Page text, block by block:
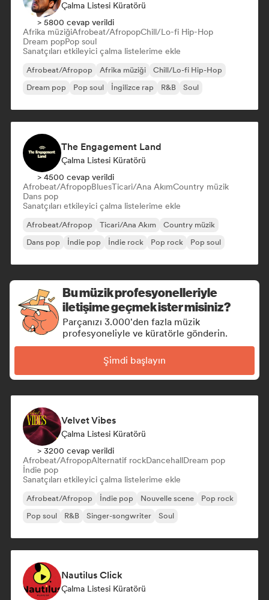
Çalma Listesi Küratörü
> 5800 cevap verildi
Afrika müziğiAfrobeat/AfropopChill/Lo-fi Hip-Hop
Dream popPop soul
Sanatçıları etkileyici çalma listelerime ekle
Afrobeat/Afropop Afrika müziği
Chill/Lo-fi Hip-Hop
Dream pop
Pop soul İngilizce rap R&B Soul
The Engagement Land
Çalma Listesi Küratörü
> 4500 cevap verildi
Afrobeat/AfropopBluesTicari/Ana AkımCountry müzik
Dans pop
Sanatçıları etkileyici çalma listelerime ekle
Afrobeat/Afropop Ticari/Ana Akım
Country müzik
Dans pop
İndie pop İndie rock Pop rock Pop soul
Bu müzik profesyonelleriyle
iletişime geçmek ister misiniz?
Parçanızı 3.000'den fazla müzik
profesyoneliyle ve küratörle gönderin.
Şimdi başlayın
Velvet Vibes
Çalma Listesi Küratörü
> 3200 cevap verildi
Afrobeat/AfropopAlternatif rockDancehallDream pop
İndie pop
Sanatçıları etkileyici çalma listelerime ekle
Afrobeat/Afropop İndie pop Nouvelle scene
Pop rock
Pop soul
R&B Singer-songwriter Soul
Nautilus Click
Çalma Listesi Küratörü